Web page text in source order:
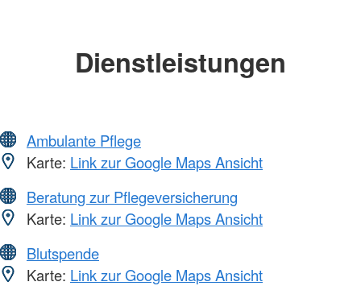
Dienstleistungen
Ambulante Pflege
Karte: Link zur Google Maps Ansicht
Beratung zur Pflegeversicherung
Karte: Link zur Google Maps Ansicht
Blutspende
Karte: Link zur Google Maps Ansicht